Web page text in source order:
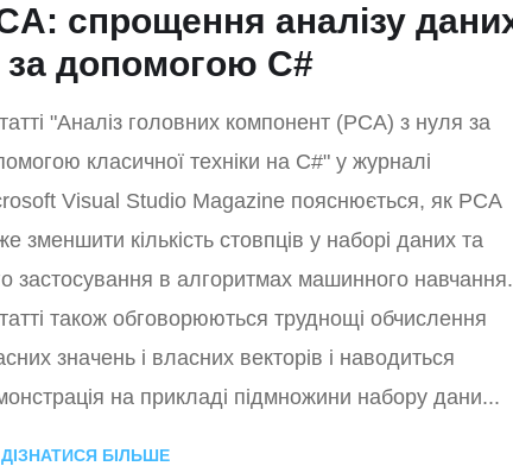
спрощення аналізу
допомогою C#
"Аналіз головних компонент (PCA) з нуля за
класичної техніки на C#" у журналі
Visual Studio Magazine пояснюється, як PCA
зменшити кількість стовпців у наборі даних та
застосування в алгоритмах машинного навчання.
також обговорюються труднощі обчислення
значень і власних векторів і наводиться
на прикладі підмножини набору дани...
ДІЗНАТИСЯ БІЛЬШЕ